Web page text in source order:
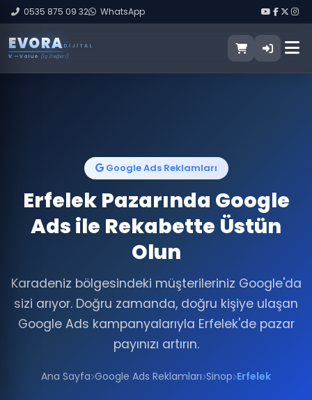
0535 875 09 32 WhatsApp
EVORA DIJITAL
V — Value (İş Değeri)
Google Ads Reklamları
Erfelek Pazarında Google
Ads ile Rekabette Üstün
Olun
Karadeniz bölgesindeki müşterileriniz Google'da
sizi arıyor. Doğru zamanda, doğru kişiye ulaşan
Google Ads kampanyalarıyla Erfelek'de pazar
payınızı artırın.
Ana Sayfa Google Ads Reklamları Sinop Erfelek